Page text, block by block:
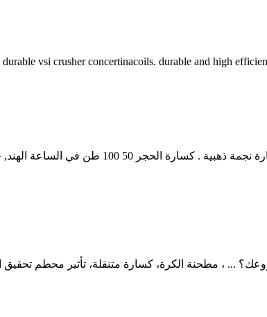
... ، مطحنة الكرة، كسارة متنقلة، تأثير محطم تحقيق